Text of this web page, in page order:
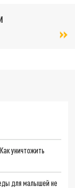
уничтожить
для малышей не